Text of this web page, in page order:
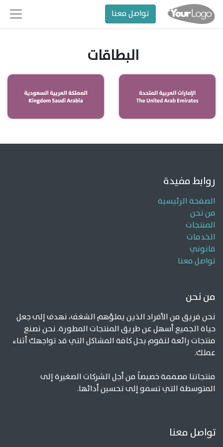
تواصل معنا
البطاقات
روابط مفيدة
الصفحة الرئيسية
من نحن
المنتجات
الخدمات
قانوني
تواصل معنا
من نحن
نحن فريق من الأفراد الذين يملؤهم الشغف، نهدف إلى جعل
حياة الجميع أسهل عن طريق المنتجات المطورة. نحن نصنع
منتجات رائعة لنقوم بحل كافة المشاكل التي قد تواجهك أثناء
عملك.
منتجاتنا مصممة خصيصاً من أجل الشركات الصغيرة إلى
المتوسطة التي تسمو إلى تحسين أدائها.
تواصل معنا